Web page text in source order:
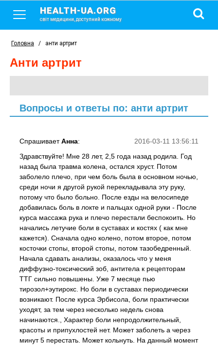
HEALTH-UA.ORG
світ медицини, доступний кожному
Головна / анти артрит
анти артрит
Вопросы и ответы по: анти артрит
2016-03-11 13:56:11
СпрашиваетАнна:
Здравствуйте! Мне 28 лет, 2,5 года назад родила. Год
назад была травма колена, остался хруст. Потом
заболело плечо, при чем боль была в основном ночью,
среди ночи я другой рукой перекладывала эту руку,
потому что было больно. После езды на велосипеде
добавилась боль в локте и пальцах одной руки - После
курса массажа рука и плечо перестали беспокоить. Но
начались летучие боли в суставах и костях ( как мне
кажется). Сначала одно колено, потом второе, потом
косточки стопы, второй стопы, потом тазобедренный.
Начала сдавать анализы, оказалось что у меня
диффузно-токсический зоб, антитела к рецепторам
ТТГ сильно повышены. Уже 7 месяце пью
тирозол+эутирокс. Но боли в суставах периодически
возникают. После курса Эрбисола, боли практически
уходят, за тем через несколько недель снова
начинаются., Характер боли непродолжительный,
красоты и припухлостей нет. Может заболеть а через
минут 5 перестать. Может кольнуть. На данный момент